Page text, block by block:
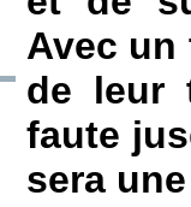
Avec un
de leur
faute
sera